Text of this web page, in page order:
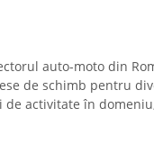
auto-moto din
de schimb pentru
de activitate în